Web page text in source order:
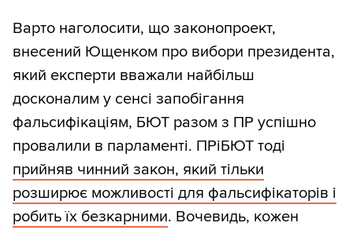
Варто наголосити, що законопроект,
внесений Ющенком про вибори президента,
який експерти вважали найбільш
досконалим у сенсі запобігання
фальсифікаціям, БЮТ разом з ПР успішно
провалили в парламенті. ПРіБЮТ тоді
прийняв чинний закон, який тільки
розширює можливості для фальсифікаторів і
робить їх безкарними. Вочевидь, кожен